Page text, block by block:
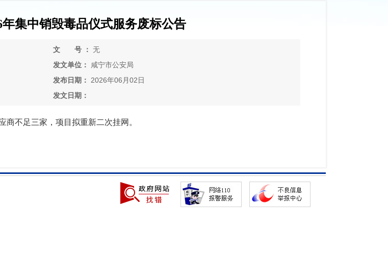
年集中销毁毒品仪式服务废标公告
文 号 ： 无
发文单位：
咸宁市公安局
发布日期：
2026年06月02日
发文日期：
商不足三家，项目拟重新二次挂网。